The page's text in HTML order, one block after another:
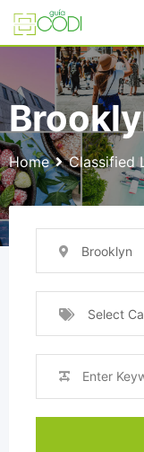
Skip
Home Classified
Brooklyn
Select